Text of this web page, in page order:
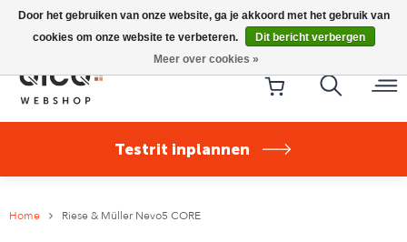
Riese & Müller Nevo5 Silent Core nu direct uit voorraad
leverbaar!
Testrit inplannen
Home Riese & Müller Nevo5 CORE
Door het gebruiken van onze website, ga je akkoord met het gebruik van
cookies om onze website te verbeteren.
Dit bericht verbergen
Meer over cookies »